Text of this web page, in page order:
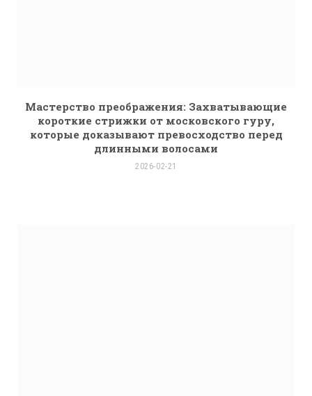
Мастерство преображения: Захватывающие
короткие стрижки от московского гуру,
которые доказывают превосходство перед
длинными волосами
2026-02-21